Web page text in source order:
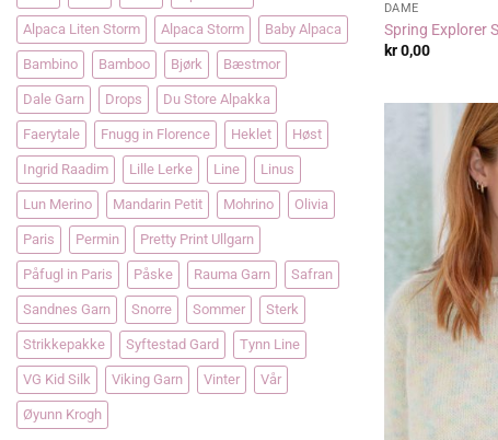
Alpaca Liten Storm Alpaca Storm Baby Alpaca
Bambino Bamboo Bjørk Bæstmor
Dale Garn Drops Du Store Alpakka
Faerytale Fnugg in Florence Heklet Høst
Ingrid Raadim Lille Lerke Line Linus
Lun Merino Mandarin Petit Mohrino Olivia
Paris Permin Pretty Print Ullgarn
Påfugl in Paris Påske Rauma Garn Safran
Sandnes Garn Snorre Sommer Sterk
Strikkepakke Syftestad Gard Tynn Line
VG Kid Silk Viking Garn Vinter Vår
Øyunn Krogh
DAME
Spring Explorer
kr0,00